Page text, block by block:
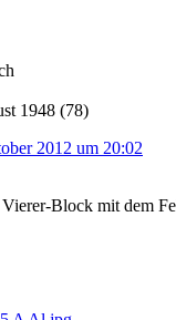
1948 (78)
2012 um 20:02
Block mit dem